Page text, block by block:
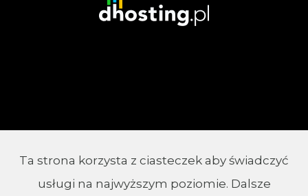
Ta strona korzysta z ciasteczek aby świadczyć
usługi na najwyższym poziomie. Dalsze